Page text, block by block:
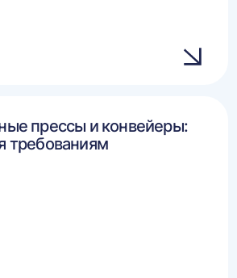
прессы и конвейеры:
требованиям